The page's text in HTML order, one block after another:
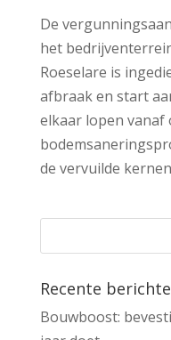
De
het
Roeselare is
afbraak en start
elkaar lopen vanaf
de vervuilde
Recente
Bouwboost: